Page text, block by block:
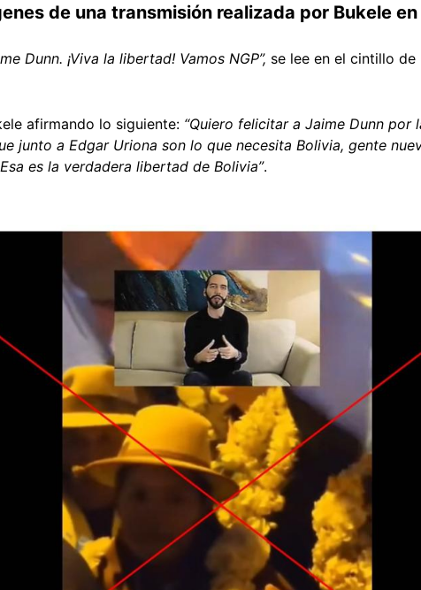
de una transmisión realizada por Bukele en
Dunn. ¡Viva la libertad! Vamos NGP”, se lee en el cintillo
afirmando lo siguiente: “Quiero felicitar a Jaime Dunn
junto a Edgar Uriona son lo que necesita Bolivia, gente
es la verdadera libertad de Bolivia”.